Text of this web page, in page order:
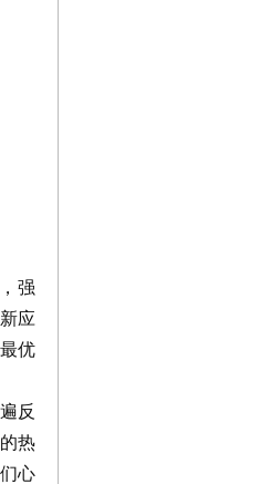
强
应
优
反
热
心